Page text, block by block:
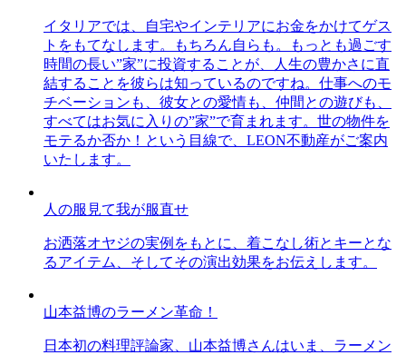
イタリアでは、自宅やインテリアにお金をかけてゲス
トをもてなします。もちろん自らも。もっとも過ごす
時間の長い”家”に投資することが、人生の豊かさに直
結することを彼らは知っているのですね。仕事へのモ
チベーションも、彼女との愛情も、仲間との遊びも、
すべてはお気に入りの”家”で育まれます。世の物件を
モテるか否か！という目線で、LEON不動産がご案内
いたします。
人の服見て我が服直せ
お洒落オヤジの実例をもとに、着こなし術とキーとな
るアイテム、そしてその演出効果をお伝えします。
山本益博のラーメン革命！
日本初の料理評論家、山本益博さんはいま、ラーメン